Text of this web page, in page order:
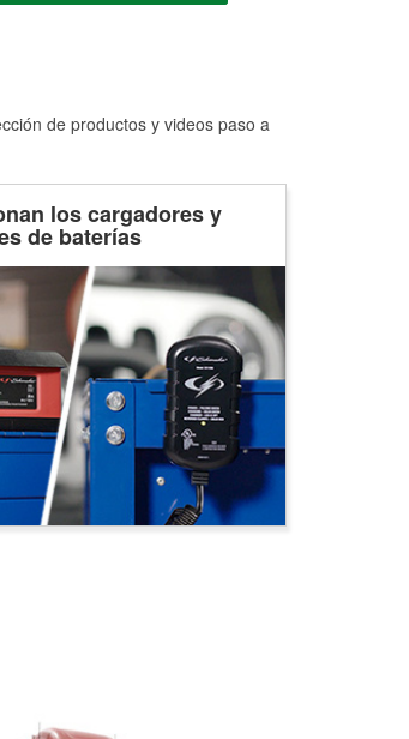
de productos y videos paso a
los cargadores y
de baterías